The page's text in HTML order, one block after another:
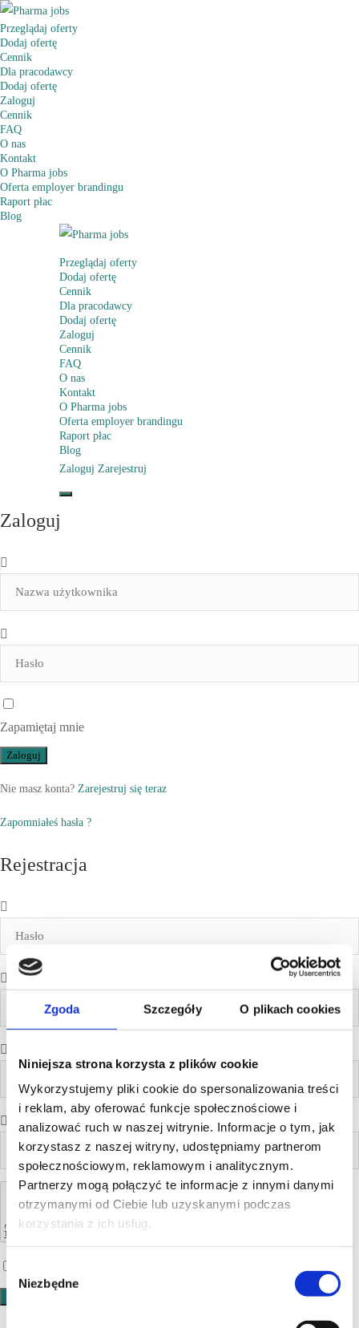
Zgoda Szczegóły O plikach cookies
Niniejsza strona korzysta z plików cookie
Wykorzystujemy pliki cookie do spersonalizowania treści
i reklam, aby oferować funkcje społecznościowe i
analizować ruch w naszej witrynie. Informacje o tym, jak
korzystasz z naszej witryny, udostępniamy partnerom
społecznościowym, reklamowym i analitycznym.
Partnerzy mogą połączyć te informacje z innymi danymi
otrzymanymi od Ciebie lub uzyskanymi podczas
korzystania z ich usług.
zgody
Niezbędne
Przeglądaj oferty
Dodaj ofertę
Cennik
Dla pracodawcy
Dodaj ofertę
Zaloguj
Cennik
FAQ
O nas
Kontakt
O Pharma jobs
Oferta employer brandingu
Raport płac
Blog
Przeglądaj oferty
Dodaj ofertę
Cennik
Dla pracodawcy
Dodaj ofertę
Zaloguj
Cennik
FAQ
O nas
Kontakt
O Pharma jobs
Oferta employer brandingu
Raport płac
Blog
Zaloguj Zarejestruj
Zaloguj
Zapamiętaj mnie
Nie masz konta? Zarejestruj się teraz
Zapomniałeś hasła ?
Rejestracja